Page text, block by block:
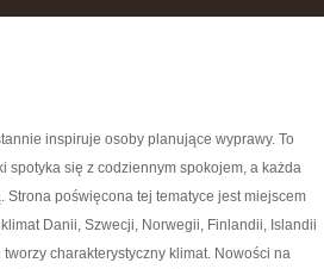
inspiruje osoby planujące wyprawy. To
spotyka się z codziennym spokojem, a każda
poświęcona tej tematyce jest miejscem
Danii, Szwecji, Norwegii, Finlandii, Islandii
charakterystyczny klimat. Nowości na